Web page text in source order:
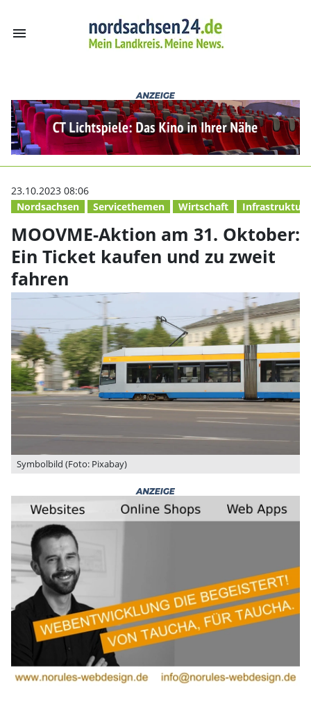
menu MOOVME-
Nordsachsen Servicethemen Wirtschaft Infrastruktur
23.10.2023 08:06
MOOVME-Aktion am 31. Oktober:
Ein Ticket kaufen und zu zweit
fahren
Symbolbild (Foto: Pixabay)